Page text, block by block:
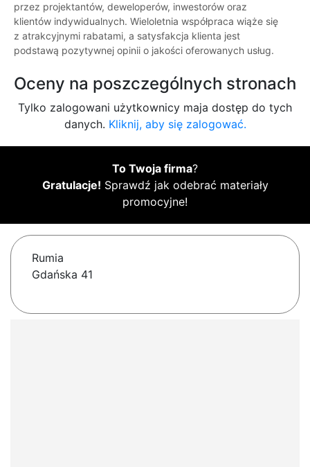
przez projektantów, deweloperów, inwestorów oraz
klientów indywidualnych. Wieloletnia współpraca wiąże się
z atrakcyjnymi rabatami, a satysfakcja klienta jest
podstawą pozytywnej opinii o jakości oferowanych usług.
Oceny na poszczególnych stronach
Tylko zalogowani użytkownicy maja dostęp do tych
danych. Kliknij, aby się zalogować.
To Twoja firma?
Gratulacje! Sprawdź jak odebrać materiały
promocyjne!
Rumia
Gdańska 41